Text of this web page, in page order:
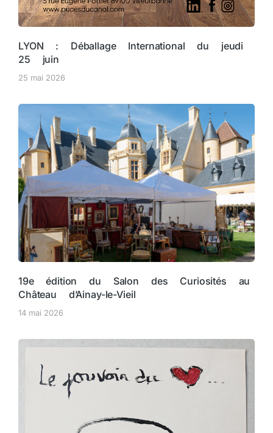
LYON : Déballage International du jeudi
25 juin
25 mai 2026
19e édition du Salon des Curiosités au
Château d’Ainay-le-Vieil
14 mai 2026